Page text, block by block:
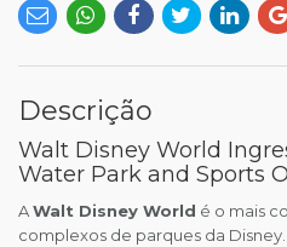
Descrição
Walt Disney World
Water Park and Sports
AWalt Disney World é o mais
complexos de parques da